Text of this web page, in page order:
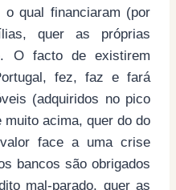
qual financiaram (por
quer as próprias
O facto de existirem
fez, faz e fará
(adquiridos no pico
acima, quer do do
face a uma crise
bancos são obrigados
mal-parado, quer as